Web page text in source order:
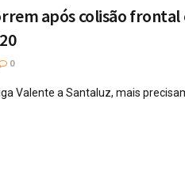
após colisão
0
Valente a Santaluz, mais